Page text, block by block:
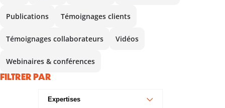
Publications Témoignages clients
Témoignages collaborateurs Vidéos
Webinaires & conférences
FILTRER PAR
Expertises